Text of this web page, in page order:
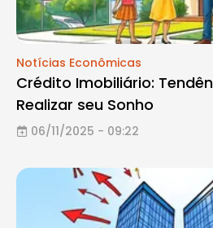
Notícias Econômicas
Crédito Imobiliário:
Realizar seu Sonho
06/11/2025 - 09:22